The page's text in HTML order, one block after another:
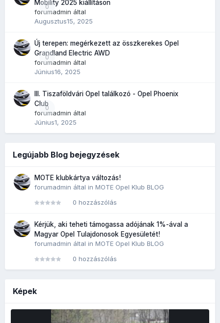
0
Mobility 2025 kiállításon
forumadmin által
Augusztus15, 2025
0
Új terepen: megérkezett az összkerekes Opel
Grandland Electric AWD
forumadmin által
Június16, 2025
0
III. Tiszaföldvári Opel találkozó - Opel Phoenix
Club
forumadmin által
Június1, 2025
Legújabb Blog bejegyzések
MOTE klubkártya változás!
forumadmin által in MOTE Opel Klub BLOG
0 hozzászólás
Kérjük, aki teheti támogassa adójának 1%-ával a
Magyar Opel Tulajdonosok Egyesületét!
forumadmin által in MOTE Opel Klub BLOG
0 hozzászólás
Képek